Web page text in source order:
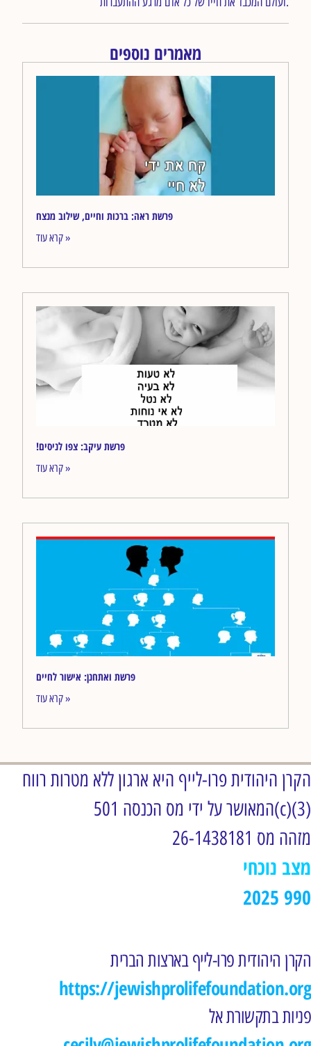
מאמרים נוספים
פרשת ראה: ברכות וחיים, שילוב מנצח
קרא עוד »
!פרשת עיקב: צפו לניסים
קרא עוד »
פרשת ואתחנן: אישור לחיים
קרא עוד »
הקרן היהודית פרו-לייף היא ארגון ללא מטרות רווח
המאושר על ידי מס הכנסה 501(c)(3)
מזהה מס 26-1438181
מצב נוכחי
2025 990
הקרן היהודית פרו-לייף בארצות הברית
https://jewishprolifefoundation.org
פניות בתקשורת אל